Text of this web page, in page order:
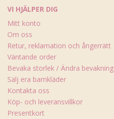
VI HJÄLPER DIG
Mitt konto
Om oss
Retur, reklamation och ångerrätt
Väntande order
Bevaka storlek / Ändra bevakning
Sälj era barnkläder
Kontakta oss
Köp- och leveransvillkor
Presentkort